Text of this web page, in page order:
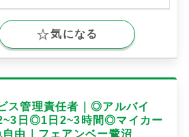
気になる
ス管理責任者｜◎アルバイ
日◎1日2~3時間◎マイカー
由｜フェアンベー鷺沼